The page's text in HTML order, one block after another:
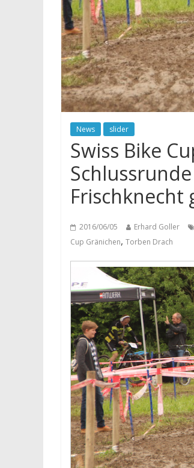
News slider
Swiss Bike
Frischknecht
2016/06/05 Erhard Goller
Cup Gränichen, Torben Drach